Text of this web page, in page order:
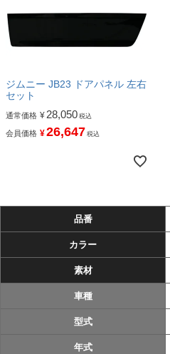
ジムニー JB23 ドアパネル 左右
セット
通常価格 ¥28,050 税込
会員価格 ¥26,647 税込
品番
カラー
素材
車種
型式
年式